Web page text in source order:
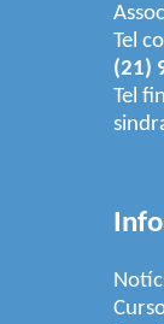
Tel
(21)
Tel